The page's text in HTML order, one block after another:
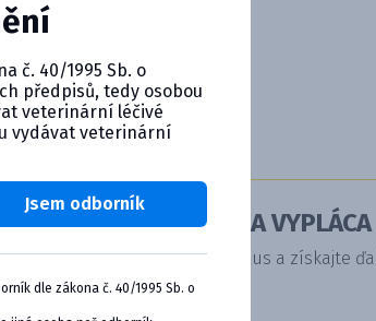
VERNOSŤ, KTORÁ SA VYPLÁCA
programu Cymedica Plus a získajte
vzdelávanie a pohodu.
č. 40/1995 Sb. o
předpisů, tedy osobou
veterinární léčivé
vydávat veterinární
Jsem odborník
dle zákona č. 40/1995 Sb. o